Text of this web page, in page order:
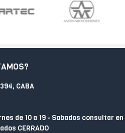
CABA
de 10 a 19 - Sabados consultar
CERRADO